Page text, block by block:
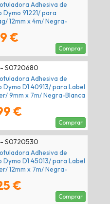
Adhesiva de
Dymo 91221/ para
12mm x 4m/ Negra-
€
Comprar
S0720680
Adhesiva de
Dymo D1 40913/ para Label
9mm x 7m/ Negra-Blanca
€
Comprar
S0720530
Adhesiva de
Dymo D1 45013/ para Label
12mm x 7m/ Negra-
€
Comprar